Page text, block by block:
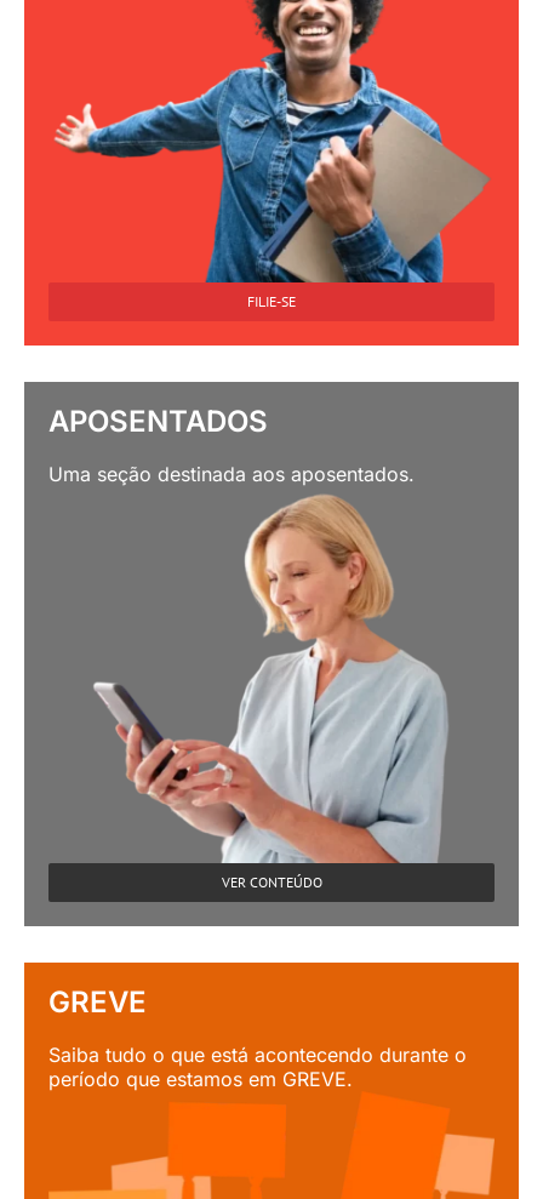
FILIE-SE
APOSENTADOS
Uma seção destinada aos aposentados.
VER CONTEÚDO
GREVE
Saiba tudo o que está acontecendo durante o
período que estamos em GREVE.